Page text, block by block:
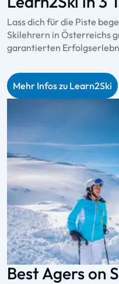
Lass dich für die Piste
Skilehrern in Österreichs
garantierten
Mehr Infos zu Learn2Ski
Best Agers on